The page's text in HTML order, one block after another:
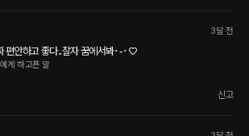
3달 전
편안하고 좋다..잘자 꿈에서봐･֊･♡
게 하고픈 말
신고